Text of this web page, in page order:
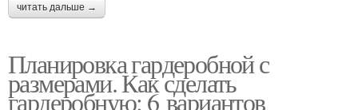
читать дальше →
Планировка гардеробной с
размерами. Как сделать
гардеробную: 6 вариантов